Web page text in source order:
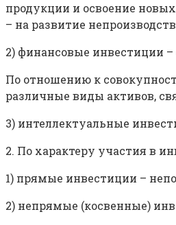
продукции и освоение
– на развитие
2) финансовые инвестиции
По отношению к
различные виды активов,
3) интеллектуальные
2. По характеру участия в
1) прямые инвестиции –
2) непрямые (косвенные)